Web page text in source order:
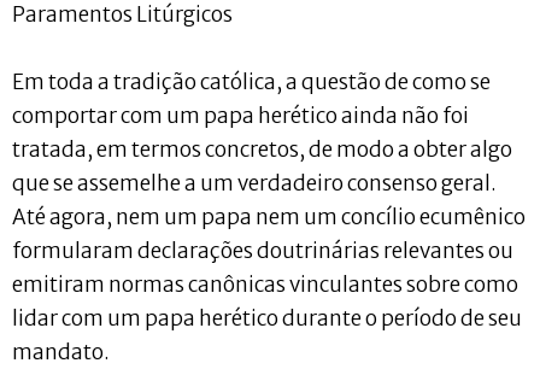
Paramentos Litúrgicos
Em toda a tradição católica, a questão de como se
comportar com um papa herético ainda não foi
tratada, em termos concretos, de modo a obter algo
que se assemelhe a um verdadeiro consenso geral.
Até agora, nem um papa nem um concílio ecumênico
formularam declarações doutrinárias relevantes ou
emitiram normas canônicas vinculantes sobre como
lidar com um papa herético durante o período de seu
mandato.